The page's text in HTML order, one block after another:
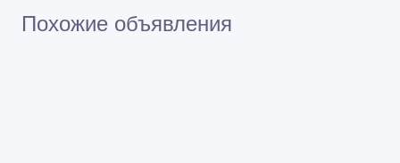
Похожие объявления